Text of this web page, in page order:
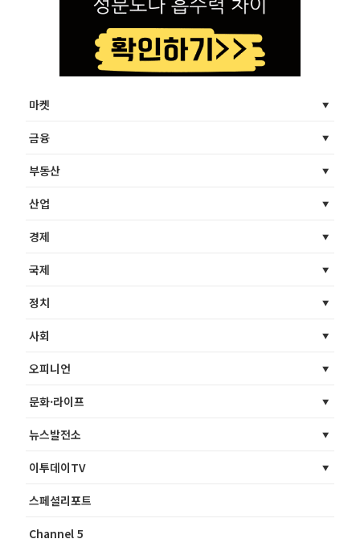
마켓
금융
부동산
산업
경제
국제
정치
사회
오피니언
문화·라이프
뉴스발전소
이투데이TV
스페셜리포트
Channel 5